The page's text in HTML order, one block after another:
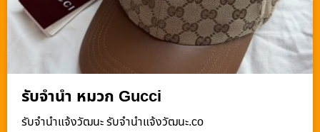
รับจำนำ หมวก Gucci
รับจํานําแจ้งวัฒนะ รับจํานําแจ้งวัฒนะ.co